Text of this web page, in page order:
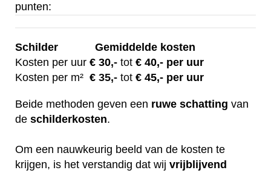
punten:
Schilder
Gemiddelde kosten
Kosten per uur € 30,- tot € 40,- per uur
Kosten per m² € 35,- tot € 45,- per uur
Beide methoden geven een ruwe schatting van
de schilderkosten.
Om een nauwkeurig beeld van de kosten te
krijgen, is het verstandig dat wij vrijblijvend